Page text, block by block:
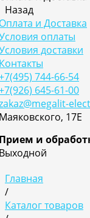
Назад
и Доставка
оплаты
доставки
744-66-54
645-61-00
17Е
и
Главная
/
Каталог товаров